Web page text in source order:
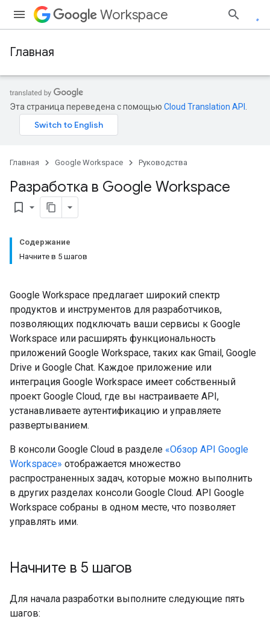
Workspace
Главная
Эта страница переведена с помощью Cloud Translation API
Главная Google Workspace Руководства
Разработка в Google Workspace
bookmark_border
Содержание
Начните в 5 шагов
Google Workspace предлагает широкий спектр
продуктов и инструментов для разработчиков,
позволяющих подключать ваши сервисы к Google
Workspace или расширять функциональность
приложений Google Workspace, таких как Gmail, Google
Drive и Google Chat. Каждое приложение или
интеграция Google Workspace имеет собственный
проект Google Cloud, где вы настраиваете API,
устанавливаете аутентификацию и управляете
развертыванием.
В консоли Google Cloud в разделе «Обзор API Google
Workspace» отображается множество
распространенных задач, которые можно выполнить
в других разделах консоли Google Cloud. API Google
Workspace собраны в одном месте, что позволяет
управлять ими.
Начните в 5 шагов
Для начала разработки выполните следующие пять
шагов: